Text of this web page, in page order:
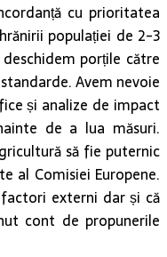
cu prioritatea
populației de 2-3
porțile către
Avem nevoie
și analize de impact
de a lua măsuri.
să fie puternic
al Comisiei Europene.
externi dar și că
cont de propunerile